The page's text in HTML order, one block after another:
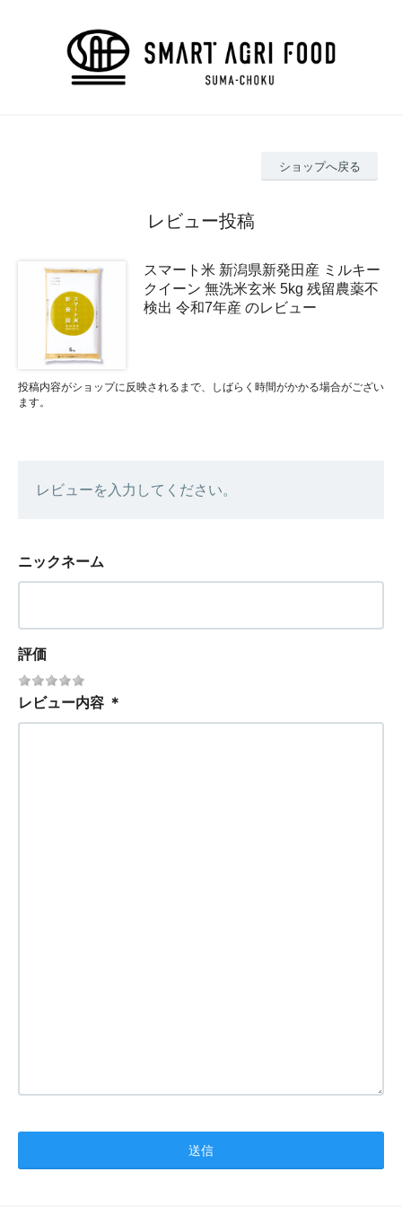
ショップへ戻る
レビュー投稿
スマート米 新潟県新発田産 ミルキー
クイーン 無洗米玄米 5kg 残留農薬不
検出 令和7年産 のレビュー
投稿内容がショップに反映されるまで、しばらく時間がかかる場合がござい
ます。
レビューを入力してください。
ニックネーム
評価
レビュー内容 ＊